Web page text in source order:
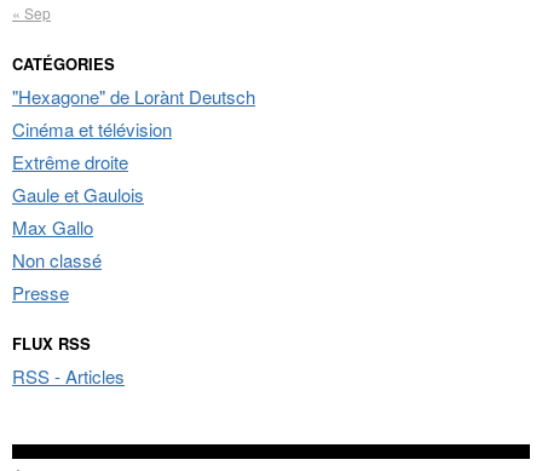
« Sep
CATÉGORIES
"Hexagone" de Lorànt Deutsch
Cinéma et télévision
Extrême droite
Gaule et Gaulois
Max Gallo
Non classé
Presse
FLUX RSS
RSS - Articles